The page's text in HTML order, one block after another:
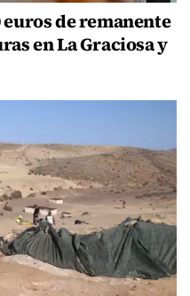
euros de remanente
en La Graciosa y